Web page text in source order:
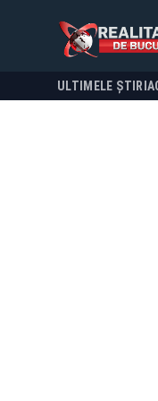
ULTIMELE ȘTIRI